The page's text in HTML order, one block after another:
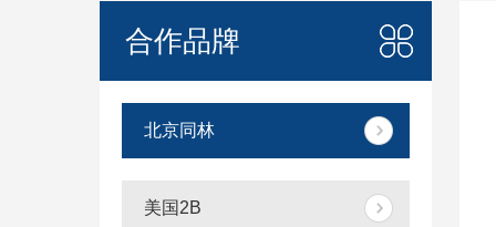
合作品牌
北京同林
美国2B